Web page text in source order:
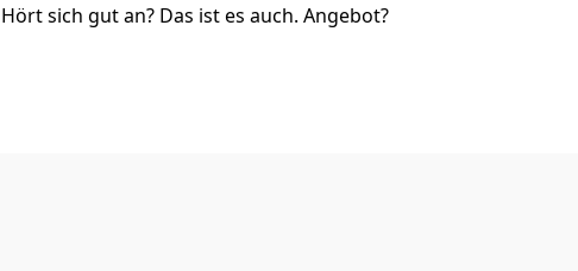
sich gut an? Das ist es auch. Angebot?